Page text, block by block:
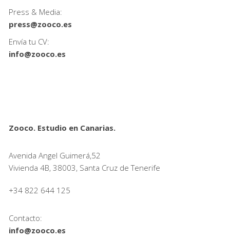
Press & Media:
press@zooco.es
Envía tu CV:
info@zooco.es
Zooco. Estudio en Canarias.
Avenida Angel Guimerá,52
Vivienda 4B, 38003, Santa Cruz de Tenerife
+34 822 644 125
Contacto:
info@zooco.es